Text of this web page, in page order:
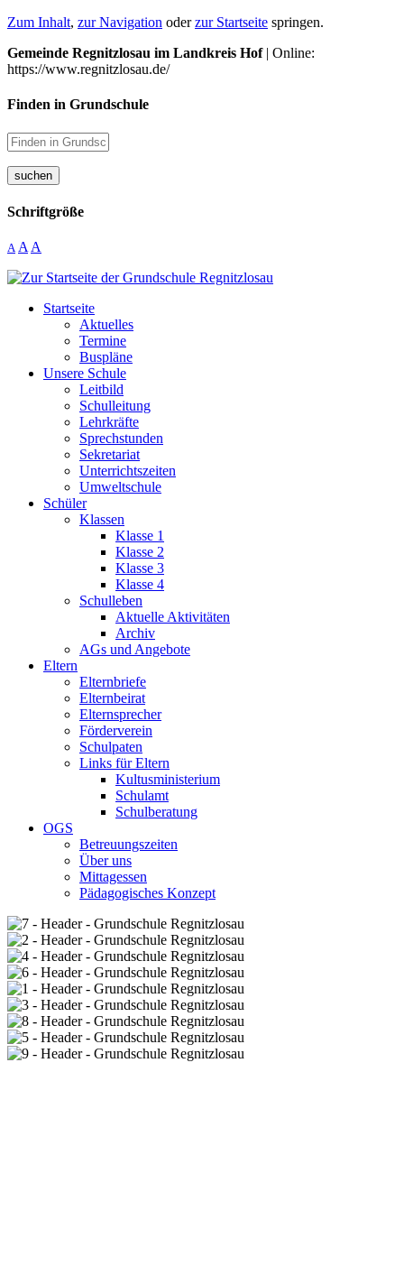
Zum Inhalt, zur Navigation oderzur Startseite springen.
Gemeinde Regnitzlosau im Landkreis Hof| Online:
https://www.regnitzlosau.de/
Finden in Grundschule
suchen
Schriftgröße
A A A
Startseite
Aktuelles
Termine
Buspläne
Unsere Schule
Leitbild
Schulleitung
Lehrkräfte
Sprechstunden
Sekretariat
Unterrichtszeiten
Umweltschule
Schüler
Klassen
Klasse 1
Klasse 2
Klasse 3
Klasse 4
Schulleben
Aktuelle Aktivitäten
Archiv
AGs und Angebote
Eltern
Elternbriefe
Elternbeirat
Elternsprecher
Förderverein
Schulpaten
Links für Eltern
Kultusministerium
Schulamt
Schulberatung
OGS
Betreuungszeiten
Über uns
Mittagessen
Pädagogisches Konzept